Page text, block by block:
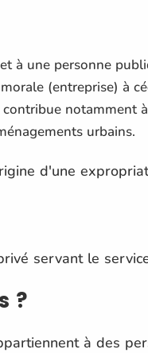
à une personne
(entreprise) à
notamment
urbains.
d'une
servant le
?
à des